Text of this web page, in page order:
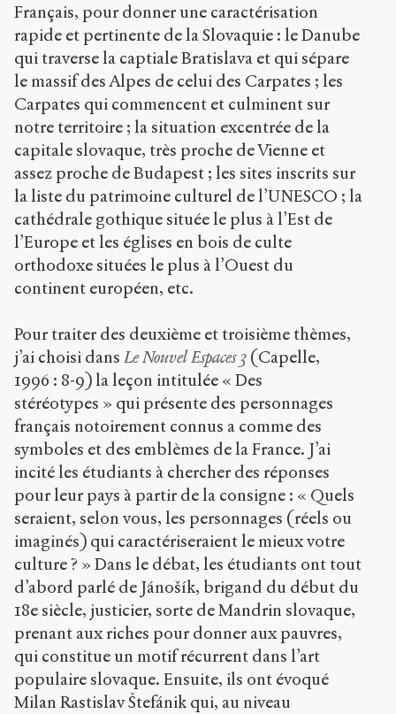
Français, pour donner une caractérisation
rapide et pertinente de la Slovaquie : le Danube
qui traverse la captiale Bratislava et qui sépare
le massif des Alpes de celui des Carpates ; les
Carpates qui commencent et culminent sur
notre territoire ; la situation excentrée de la
capitale slovaque, très proche de Vienne et
assez proche de Budapest ; les sites inscrits sur
la liste du patrimoine culturel de l’UNESCO ; la
cathédrale gothique située le plus à l’Est de
l’Europe et les églises en bois de culte
orthodoxe situées le plus à l’Ouest du
continent européen, etc.
Pour traiter des deuxième et troisième thèmes,
j’ai choisi dans Le Nouvel Espaces 3 (Capelle,
1996 : 8-9) la leçon intitulée « Des
stéréotypes » qui présente des personnages
français notoirement connus a comme des
symboles et des emblèmes de la France. J’ai
incité les étudiants à chercher des réponses
pour leur pays à partir de la consigne : « Quels
seraient, selon vous, les personnages (réels ou
imaginés) qui caractériseraient le mieux votre
culture ? » Dans le débat, les étudiants ont tout
d’abord parlé de Jánošík, brigand du début du
18e siècle, justicier, sorte de Mandrin slovaque,
prenant aux riches pour donner aux pauvres,
qui constitue un motif récurrent dans l’art
populaire slovaque. Ensuite, ils ont évoqué
Milan Rastislav Štefánik qui, au niveau